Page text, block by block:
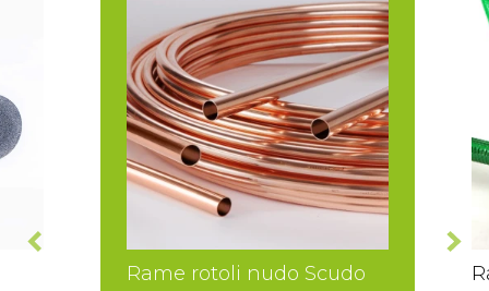
Rame rotoli nudo Scudo